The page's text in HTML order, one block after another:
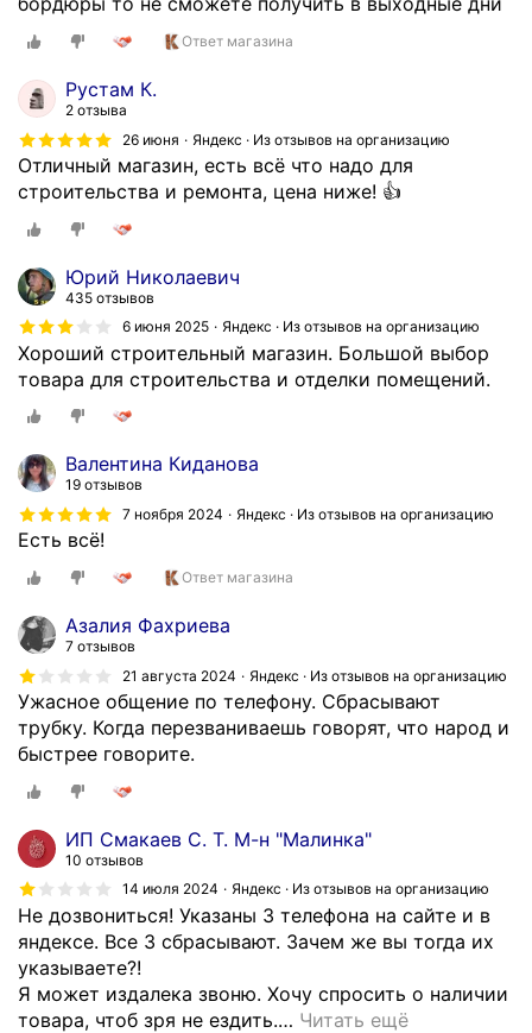
Ответ магазина
Рустам К.
2 отзыва
26 июня
Яндекс · Из отзывов на организацию
Отличный магазин, есть всё что надо для
строительства и ремонта, цена ниже! 👍
Юрий Николаевич
435 отзывов
6 июня 2025
Яндекс · Из отзывов на организацию
Хороший строительный магазин. Большой выбор
товара для строительства и отделки помещений.
Валентина Киданова
19 отзывов
7 ноября 2024
Яндекс · Из отзывов на организацию
Есть всё!
Ответ магазина
Азалия Фахриева
7 отзывов
21 августа 2024
Яндекс · Из отзывов на организацию
Ужасное общение по телефону. Сбрасывают
трубку. Когда перезваниваешь говорят, что народ и
быстрее говорите.
ИП Смакаев С. Т. М-н "Малинка"
10 отзывов
14 июля 2024
Яндекс · Из отзывов на организацию
Не дозвониться! Указаны 3 телефона на сайте и в
яндексе. Все 3 сбрасывают. Зачем же вы тогда их
указываете?!
Я может издалека звоню. Хочу спросить о наличии
товара, чтоб зря не ездить.… Читать ещё